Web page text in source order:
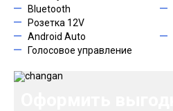
Bluetooth
Розетка 12V
Android Auto
Голосовое управление